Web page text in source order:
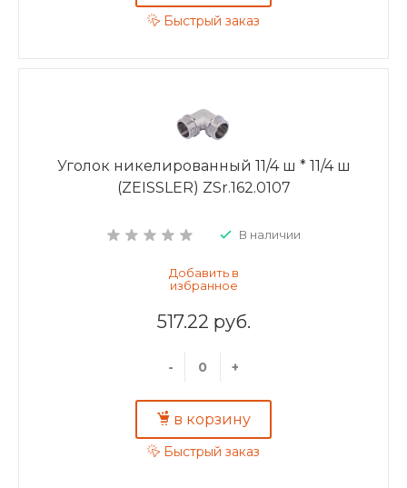
Быстрый заказ
Уголок никелированный 11/4 ш * 11/4 ш
(ZEISSLER) ZSr.162.0107
В наличии
517.22 руб.
- +
в корзину
Быстрый заказ